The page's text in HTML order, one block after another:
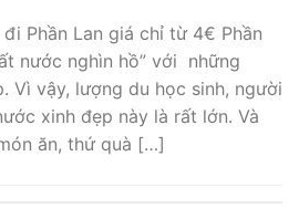
Phần Lan giá chỉ từ 4€ Phần
nước nghìn hồ” với những
Vì vậy, lượng du học sinh, người
xinh đẹp này là rất lớn. Và
ăn, thứ quà […]